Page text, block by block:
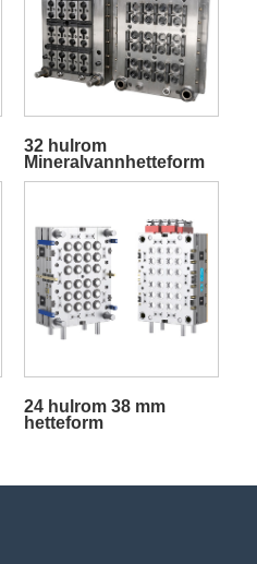
32 hulrom
Mineralvannhetteform
med glidesystem
24 hulrom 38 mm
hetteform